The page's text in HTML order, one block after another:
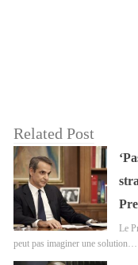
Related Post
Le
peut pas imaginer une solution…